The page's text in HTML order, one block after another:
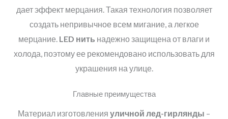
дает эффект мерцания. Такая технология позволяет
создать непривычное всем мигание, а легкое
мерцание. LED нить надежно защищена от влаги и
холода, поэтому ее рекомендовано использовать для
украшения на улице.
Главные преимущества
Материал изготовления уличной лед-гирлянды –